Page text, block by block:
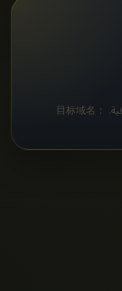
هذا رابط إحالة. التسجيل من خلاله لا يحمّلك أي تكلفة إضافية. 目标域名：